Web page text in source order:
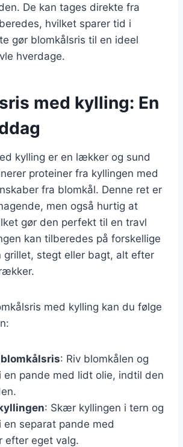
De kan tages direkte fra
hvilket sparer tid i
gør blomkålsris til en ideel
hverdage.
med kylling: En
kylling er en lækker og sund
proteiner fra kyllingen med
fra blomkål. Denne ret er
men også hurtig at
gør den perfekt til en travl
kan tilberedes på forskellige
grillet, stegt eller bagt, alt efter
med kylling kan du følge
: Riv blomkålen og
en pande med lidt olie, indtil den
: Skær kyllingen i tern og
en separat pande med
efter eget valg.